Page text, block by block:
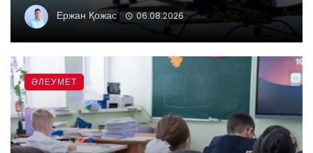
Ержан Қожас 06.08.2026
ӘЛЕУМЕТ